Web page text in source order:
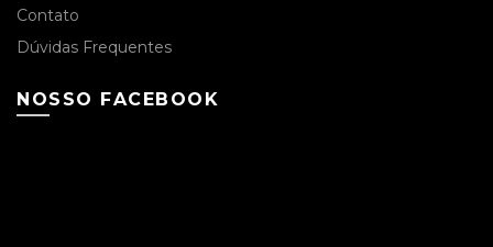
Contato
Dúvidas Frequentes
NOSSO FACEBOOK